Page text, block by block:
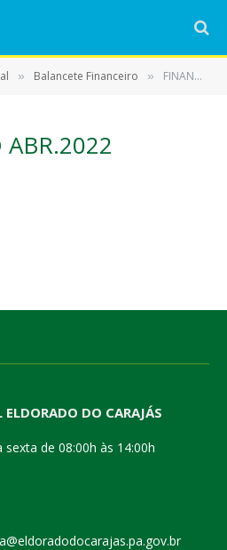
» Balancete Financeiro » FINANCEIRO ABR.2022
ABR.2022
DO CARAJÁS
de 08:00h às 14:00h